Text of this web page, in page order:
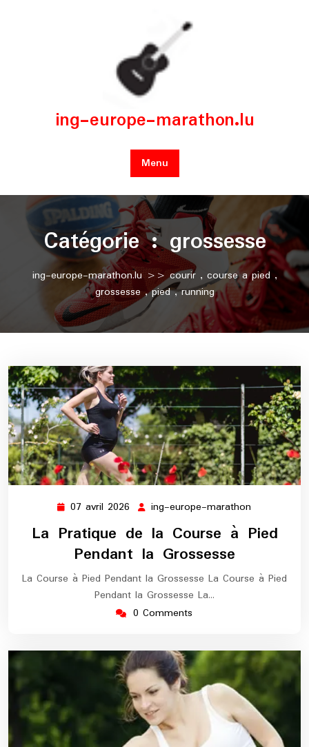
ing-europe-marathon.lu
Menu
Catégorie :grossesse
ing-europe-marathon.lu>>courir, course a pied ,
grossesse ,pied,running
07 avril 2026 07
avril
2026
ing-europe-marathon
europe-
marathon
La Pratique de la Course à Pied
Pendant la Grossesse
La Course à Pied Pendant la Grossesse La Course à Pied
Pendant la Grossesse La…
0 Comments